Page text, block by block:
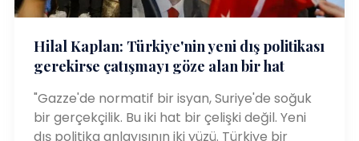
Hilal Kaplan: Türkiye'nin yeni dış politikası
gerekirse çatışmayı göze alan bir hat
"Gazze'de normatif bir isyan, Suriye'de soğuk
bir gerçekçilik. Bu iki hat bir çelişki değil. Yeni
dış politika anlayışının iki yüzü. Türkiye bir